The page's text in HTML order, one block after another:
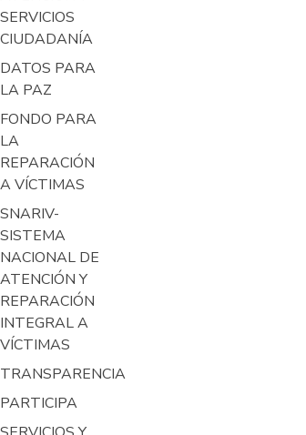
SERVICIOS
CIUDADANÍA
DATOS PARA
LA PAZ
FONDO PARA
LA
REPARACIÓN
A VÍCTIMAS
SNARIV-
SISTEMA
NACIONAL DE
ATENCIÓN Y
REPARACIÓN
INTEGRAL A
VÍCTIMAS
TRANSPARENCIA
PARTICIPA